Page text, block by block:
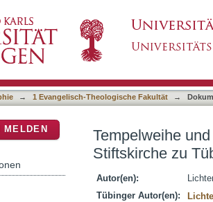
→ 1 Evangelisch-Theologische Fakultät →
Tempelweihe
Stiftskirche zu
Autor(en):
Tübinger Autor(en):
MELDEN